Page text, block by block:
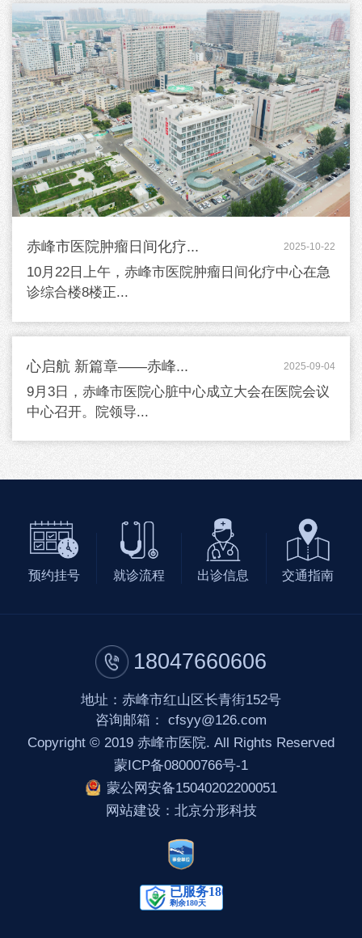
赤峰市医院肿瘤日间化疗... 2025-10-22
10月22日上午，赤峰市医院肿瘤日间化疗中心在急
诊综合楼8楼正...
心启航 新篇章——赤峰... 2025-09-04
9月3日，赤峰市医院心脏中心成立大会在医院会议
中心召开。院领导...
预约挂号 就诊流程 出诊信息 交通指南
18047660606
地址：赤峰市红山区长青街152号
咨询邮箱： cfsyy@126.com
Copyright © 2019 赤峰市医院. All Rights Reserved
蒙ICP备08000766号-1
蒙公网安备15040202200051
网站建设 ： 北京分形科技